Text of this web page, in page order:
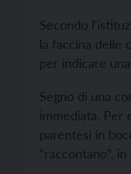
Secondo
la faccina delle
per indicare
Segno di una
immediata. Per
parentesi in
“raccontano”,